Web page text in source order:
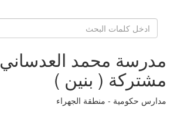
مدرسة محمد العدساني
مشتركة ( بنين )
مدارس حكومية - منطقة الجهراء